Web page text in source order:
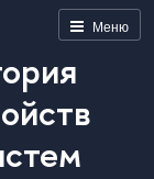
Меню